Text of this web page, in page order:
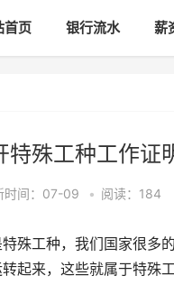
首页 银行流水 薪
特殊工种工作证
时间：07-09 • 阅读：184
殊工种，我们国家很多
起来，这些就属于特殊